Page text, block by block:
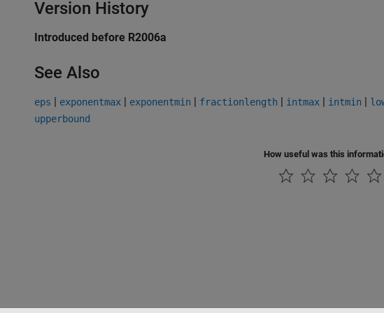
Version History
Introduced before R2006a
See Also
eps | exponentmax | exponentmin | fractionlength | intmax | intmin |
upperbound
How useful was this